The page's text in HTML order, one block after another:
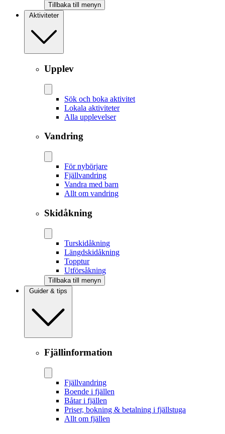
Tillbaka till menyn
Aktiviteter
Upplev
Sök och boka aktivitet
Lokala aktiviteter
Alla upplevelser
Vandring
För nybörjare
Fjällvandring
Vandra med barn
Allt om vandring
Skidåkning
Tur­skidåkning
Längd­skidåkning
Topptur
Utförsåkning
Tillbaka till menyn
Guider & tips
Fjällinformation
Fjällvandring
Boende i fjällen
Båtar i fjällen
Priser, bokning & betalning i fjällstuga
Allt om fjällen